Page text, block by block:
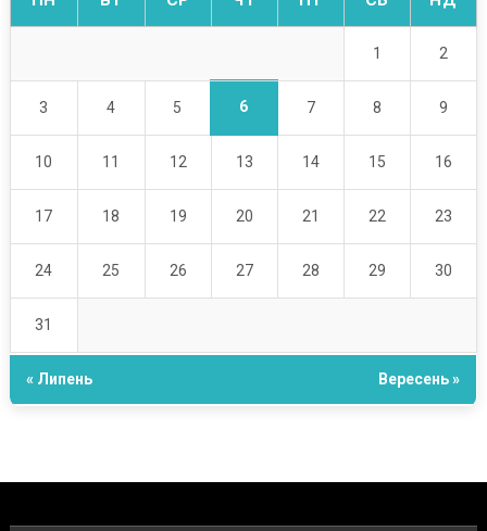
1 2
3 4 5 6 7 8 9
10 11 12 13 14 15 16
17 18 19 20 21 22 23
24 25 26 27 28 29 30
31
« Липень Вересень »